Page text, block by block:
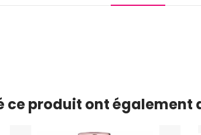
ce produit ont également